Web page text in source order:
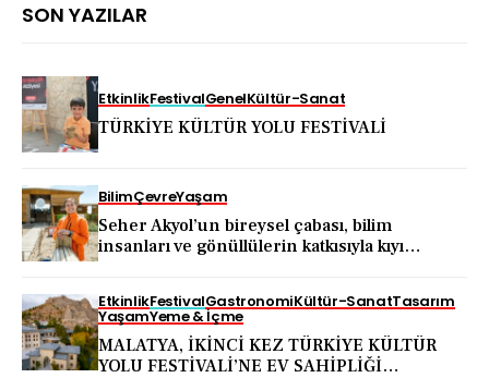
SON YAZILAR
EtkinlikFestivalGenelKültür-Sanat
TÜRKİYE KÜLTÜR YOLU FESTİVALİ
BilimÇevreYaşam
Seher Akyol’un bireysel çabası, bilim
insanları ve gönüllülerin katkısıyla kıyı
EtkinlikFestivalGastronomiKültür-SanatTasarım
YaşamYeme & İçme
MALATYA, İKİNCİ KEZ TÜRKİYE KÜLTÜR
YOLU FESTİVALİ’NE EV SAHİPLİĞİ